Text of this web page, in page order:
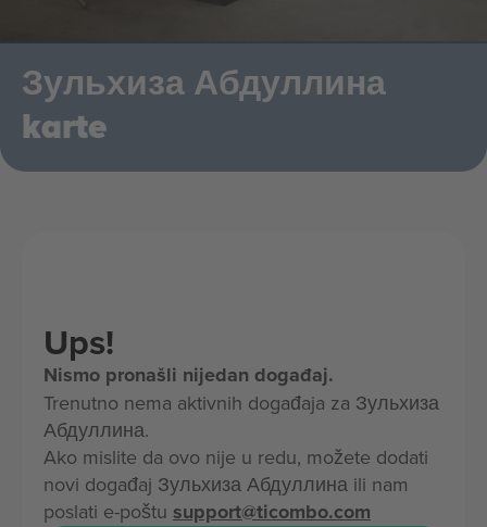
Зульхиза Абдуллина
karte
Ups!
Nismo pronašli nijedan događaj.
Trenutno nema aktivnih događaja za Зульхиза
Абдуллина.
Ako mislite da ovo nije u redu, možete dodati
novi događaj Зульхиза Абдуллина ili nam
poslati e-poštu support@ticombo.com